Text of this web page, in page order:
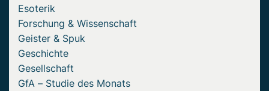
Esoterik
Forschung & Wissenschaft
Geister & Spuk
Geschichte
Gesellschaft
GfA – Studie des Monats